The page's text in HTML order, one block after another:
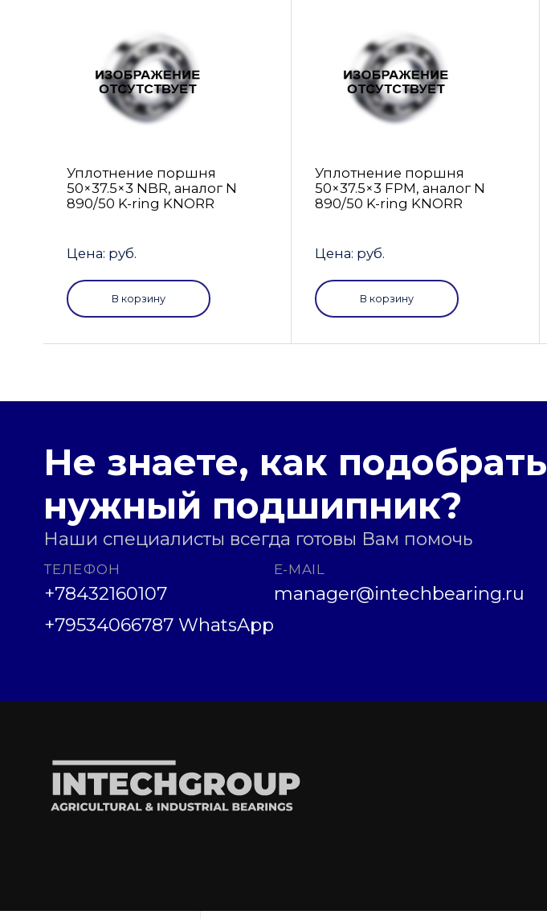
Уплотнение поршня
50×37.5×3 NBR, аналог N
890/50 K-ring KNORR
Цена: руб.
В корзину
Уплотнение поршня
50×37.5×3 FРM, аналог N
890/50 K-ring KNORR
Цена: руб.
В корзину
Не знаете, как подобрать
нужный подшипник?
Наши специалисты всегда готовы Вам помочь
ТЕЛЕФОН
+78432160107
+79534066787 WhatsApp
E-MAIL
manager@intechbearing.ru